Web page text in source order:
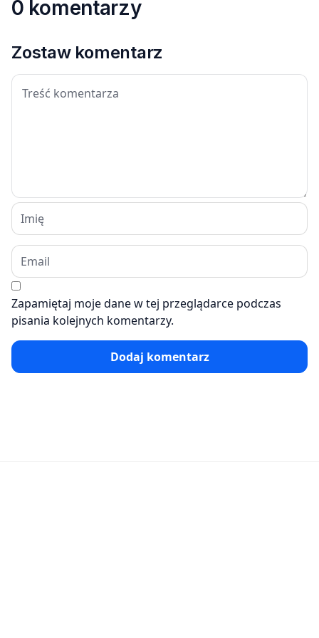
0 komentarzy
Zostaw komentarz
Zapamiętaj moje dane w tej przeglądarce podczas
pisania kolejnych komentarzy.
Dodaj komentarz